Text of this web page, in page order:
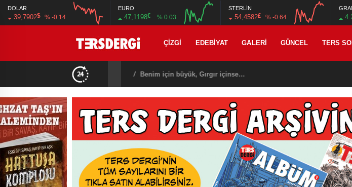
DOLAR
39,7902$ % -0.14
EURO
47,1198€ % 0.03
STERLİN
54,4582£ % -0.64
ÇIZGI EDEBIYAT GALERI GÜNCEL TERS
21:08 / T3R5 MAHALLE 8: BİN SEKİZ YÜZ DOKSAN DOKUZ